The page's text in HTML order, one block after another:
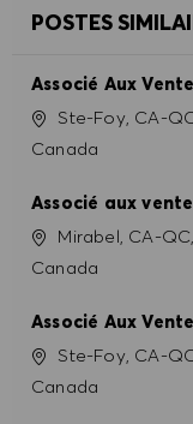
POSTES
Associé Aux
SiteSte-Foy, CA-
Canada
Associé aux
SiteMirabel, CA-
Canada
Associé Aux
SiteSte-Foy, CA-
Canada